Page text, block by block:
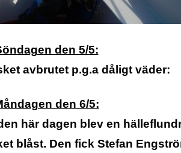
den 5/5:
avbrutet p.g.a dåligt väder:
den 6/5:
här dagen blev en
blåst. Den fick Stefan